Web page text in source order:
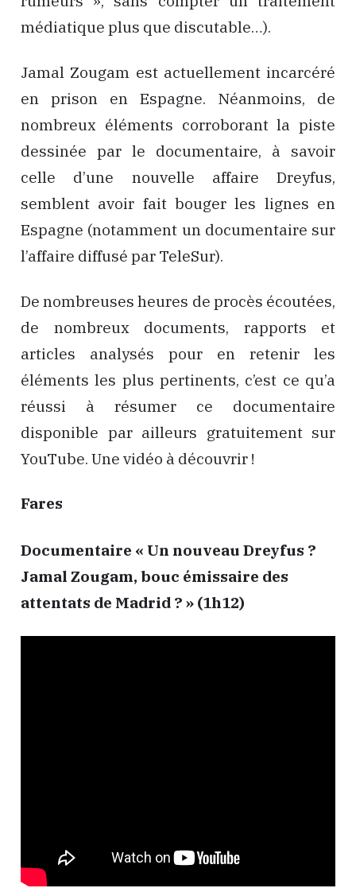
médiatique plus que discutable…).
Jamal Zougam est actuellement incarcéré
en prison en Espagne. Néanmoins, de
nombreux éléments corroborant la piste
dessinée par le documentaire, à savoir
celle d’une nouvelle affaire Dreyfus,
semblent avoir fait bouger les lignes en
Espagne (notamment un documentaire sur
l’affaire diffusé par TeleSur).
De nombreuses heures de procès écoutées,
de nombreux documents, rapports et
articles analysés pour en retenir les
éléments les plus pertinents, c’est ce qu’a
réussi à résumer ce documentaire
disponible par ailleurs gratuitement sur
YouTube. Une vidéo à découvrir !
Fares
Documentaire « Un nouveau Dreyfus ?
Jamal Zougam, bouc émissaire des
attentats de Madrid ? » (1h12)